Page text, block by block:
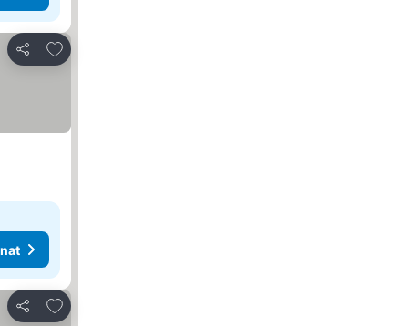
Jaa
Lisää suosikkeihin
Jaa
Lisää suosikkeihin